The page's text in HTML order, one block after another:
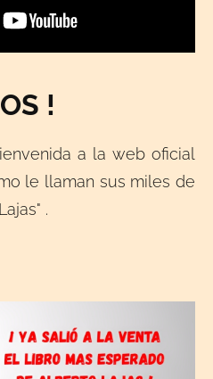
!
a la web oficial
le llaman sus miles de
.